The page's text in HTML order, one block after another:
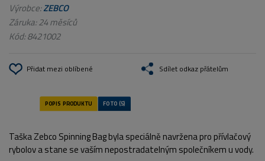
Výrobce:ZEBCO
Záruka: 24 měsíců
Kód:8421002
Přidat mezi oblíbené Sdílet odkaz přátelům
Taška Zebco Spinning Bag byla speciálně navržena pro přívlačový
rybolov a stane se vaším nepostradatelným společníkem u vody.